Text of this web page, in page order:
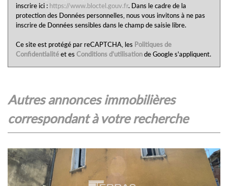
inscrire ici : https://www.bloctel.gouv.fr. Dans le cadre de la
protection des Données personnelles, nous vous invitons à ne pas
inscrire de Données sensibles dans le champ de saisie libre.
Ce site est protégé par reCAPTCHA, les Politiques de
Confidentialitéet es Conditions d'utilisationde Google s'appliquent.
autres annonces immobilières
correspondant à votre recherche